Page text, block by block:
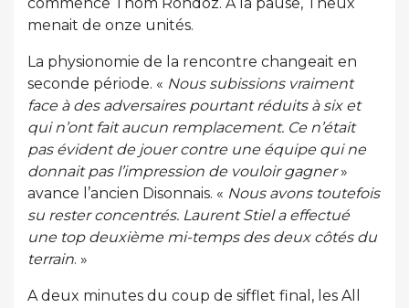
commence Thom Rondoz. A la pause, Theux
menait de onze unités.
La physionomie de la rencontre changeait en
seconde période. « Nous subissions vraiment
face à des adversaires pourtant réduits à six et
qui n’ont fait aucun remplacement. Ce n’était
pas évident de jouer contre une équipe qui ne
donnait pas l’impression de vouloir gagner»
avance l’ancien Disonnais. « Nous avons toutefois
su rester concentrés. Laurent Stiel a effectué
une top deuxième mi-temps des deux côtés du
terrain. »
A deux minutes du coup de sifflet final, les All